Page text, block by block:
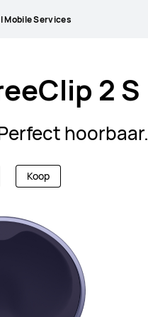
Mobile Services
2 S
hoorbaar.
Koop